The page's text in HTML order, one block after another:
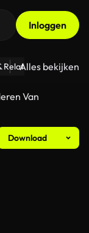
Inloggen
Relaties - Fitness
Alles bekijken
Van
Download